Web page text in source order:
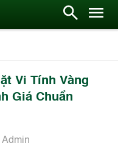
Vi Tính Vàng
Giá Chuẩn
Admin